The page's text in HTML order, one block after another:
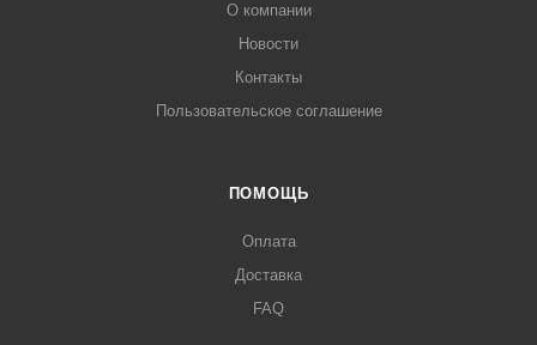
О компании
Новости
Контакты
Пользовательское соглашение
ПОМОЩЬ
Оплата
Доставка
FAQ